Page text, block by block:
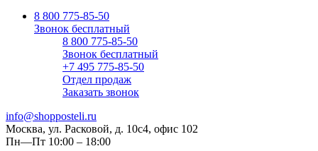
8 800 775-85-50
Звонок бесплатный
8 800 775-85-50
Звонок бесплатный
+7 495 775-85-50
Отдел продаж
Заказать звонок
info@shopposteli.ru
Москва, ул. Расковой, д. 10с4, офис 102
Пн—Пт 10:00 – 18:00